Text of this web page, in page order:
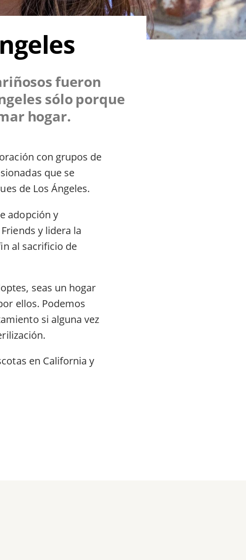
fueron
sólo porque
hogar.
con grupos de
que se
de Los Ángeles.
adopción y
y lidera la
al sacrificio de
seas un hogar
ellos. Podemos
si alguna vez
en California y